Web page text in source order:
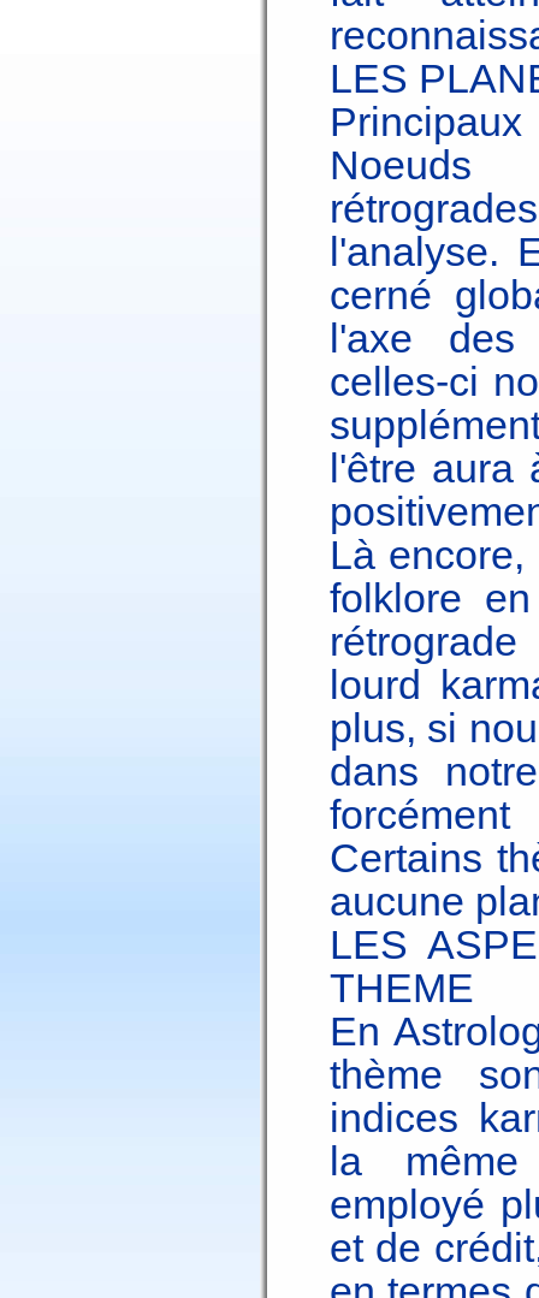
LES
Noeuds
l'analyse.
cerné
l'axe des
celles-ci
l'être aura
Là
folklore
lourd
plus, si
dans
Certains
aucune
LES
THEME
En
thème
indices
la
employé
et de